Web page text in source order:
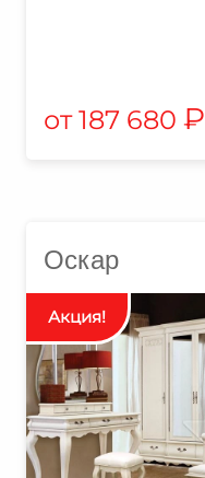
187 680 ₽
Оскар